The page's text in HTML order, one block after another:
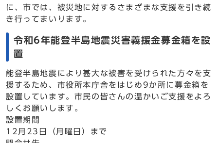
に、市では、被災地に対するさまざまな支援を引き続
き行ってまいります。
令和6年能登半島地震災害義援金募金箱を設
置
能登半島地震により甚大な被害を受けられた方々を支
援するため、市役所本庁舎をはじめ9か所に募金箱を
設置しています。市民の皆さんの温かいご支援をよろ
しくお願いします。
設置期間
12月23日（月曜日）まで